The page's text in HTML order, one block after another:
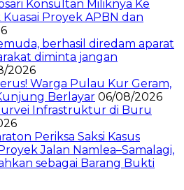
Konsultan Miliknya Ke
Proyek APBN dan
berhasil diredam aparat
diminta jangan
2026
Warga Pulau Kur Geram,
Berlayar 06/08/2026
Infrastruktur di Buru
Periksa Saksi Kasus
Jalan Namlea–Samalagi,
sebagai Barang Bukti